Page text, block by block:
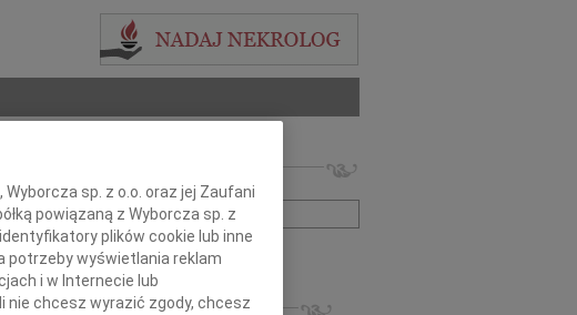
Imię i nazwisko lub numer ogłoszenia:
+ szukanie zaawansowane
INNE NEKROLOGI
sp. z o.o. oraz jej Zaufani
powiązaną z Wyborcza sp. z
plików cookie lub inne
potrzeby wyświetlania reklam
i w Internecie lub
nie chcesz wyrazić zgody, chcesz